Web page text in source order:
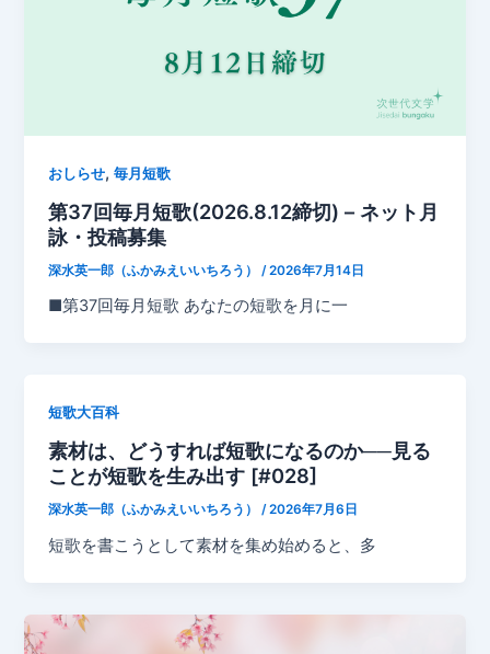
おしらせ,毎月短歌
第37回毎月短歌(2026.8.12締切) – ネット月
詠・投稿募集
深水英一郎（ふかみえいいちろう） /2026年7月14日
■第37回毎月短歌 あなたの短歌を月に一
短歌大百科
素材は、どうすれば短歌になるのか──見る
ことが短歌を生み出す [#028]
深水英一郎（ふかみえいいちろう）/2026年7月6日
短歌を書こうとして素材を集め始めると、多